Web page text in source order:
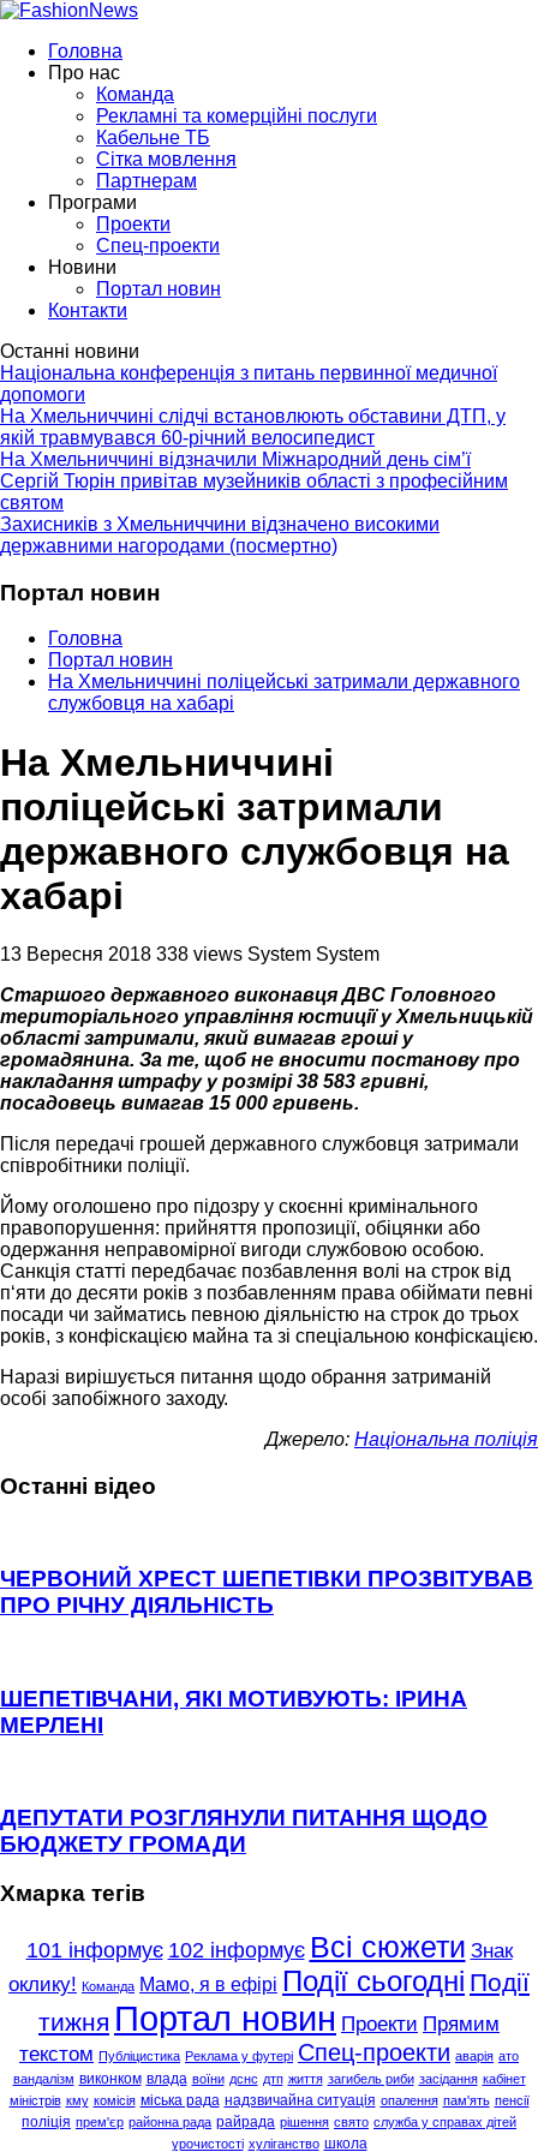
Головна
Про нас
Команда
Рекламні та комерційні послуги
Кабельне ТБ
Сітка мовлення
Партнерам
Програми
Проекти
Спец-проекти
Новини
Портал новин
Контакти
Останні новини
Національна конференція з питань первинної медичної
допомоги
На Хмельниччині слідчі встановлюють обставини ДТП, у
якій травмувався 60-річний велосипедист
На Хмельниччині відзначили Міжнародний день сім’ї
Сергій Тюрін привітав музейників області з професійним
святом
Захисників з Хмельниччини відзначено високими
державними нагородами (посмертно)
Портал новин
Головна
Портал новин
На Хмельниччині поліцейські затримали державного
службовця на хабарі
На Хмельниччині
поліцейські затримали
державного службовця на
хабарі
13 Вересня 2018 338 views System System
Старшого державного виконавця ДВС Головного
територіального управління юстиції у Хмельницькій
області затримали, який вимагав гроші у
громадянина. За те, щоб не вносити постанову про
накладання штрафу у розмірі 38 583 гривні,
посадовець вимагав 15 000 гривень.
Після передачі грошей державного службовця затримали
співробітники поліції.
Йому оголошено про підозру у скоєнні кримінального
правопорушення: прийняття пропозиції, обіцянки або
одержання неправомірної вигоди службовою особою.
Санкція статті передбачає позбавлення волі на строк від
п‘яти до десяти років з позбавленням права обіймати певні
посади чи займатись певною діяльністю на строк до трьох
років, з конфіскацією майна та зі спеціальною конфіскацією.
Наразі вирішується питання щодо обрання затриманій
особі запобіжного заходу.
Джерело: Національна поліція
Останні відео
ЧЕРВОНИЙ ХРЕСТ ШЕПЕТІВКИ ПРОЗВІТУВАВ
ПРО РІЧНУ ДІЯЛЬНІСТЬ
ШЕПЕТІВЧАНИ, ЯКІ МОТИВУЮТЬ: ІРИНА
МЕРЛЕНІ
ДЕПУТАТИ РОЗГЛЯНУЛИ ПИТАННЯ ЩОДО
БЮДЖЕТУ ГРОМАДИ
Хмарка тегів
101 інформує 102 інформує Всі сюжети Знак
оклику! Команда Мамо, я в ефірі Події сьогодні Події
тижня Портал новин Проекти Прямим
текстом Публіцистика Реклама у футері Спец-проекти аварія ато
вандалізм виконком влада воїни дснс дтп життя загибель риби засідання кабінет
міністрів кму комісія міська рада надзвичайна ситуація опалення пам'ять пенсії
поліція прем'єр районна рада райрада рішення свято служба у справах дітей
урочистості хуліганство школа